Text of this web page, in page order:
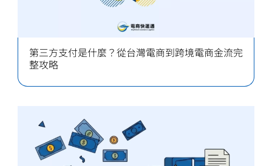
第三方支付是什麼？從台灣電商到跨境電商金流完
整攻略